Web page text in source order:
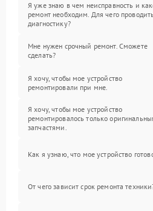
Я уже знаю в чем неисправность и
ремонт необходим. Для чего проводить
диагностику?
Мне нужен срочный ремонт. Сможете
сделать?
Я хочу, чтобы мое устройство
ремонтировали при мне.
Я хочу, чтобы мое устройство
ремонтировалось только
запчастями.
Как я узнаю, что мое устройство
От чего зависит срок ремонта